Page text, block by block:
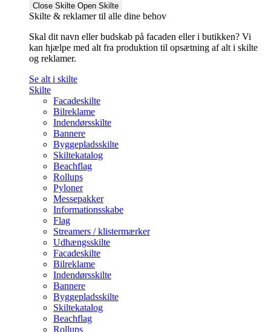
Close Skilte Open Skilte
Skilte & reklamer til alle dine behov
Skal dit navn eller budskab på facaden eller i butikken? Vi
kan hjælpe med alt fra produktion til opsætning af alt i skilte
og reklamer.
Se alt i skilte
Skilte
Facadeskilte
Bilreklame
Indendørsskilte
Bannere
Byggepladsskilte
Skiltekatalog
Beachflag
Rollups
Pyloner
Messepakker
Informationsskabe
Flag
Streamers / klistermærker
Udhængsskilte
Facadeskilte
Bilreklame
Indendørsskilte
Bannere
Byggepladsskilte
Skiltekatalog
Beachflag
Rollups